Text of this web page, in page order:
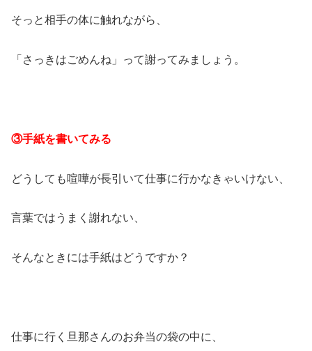
そっと相手の体に触れながら、
「さっきはごめんね」って謝ってみましょう。
③手紙を書いてみる
どうしても喧嘩が長引いて仕事に行かなきゃいけない、
言葉ではうまく謝れない、
そんなときには手紙はどうですか？
仕事に行く旦那さんのお弁当の袋の中に、